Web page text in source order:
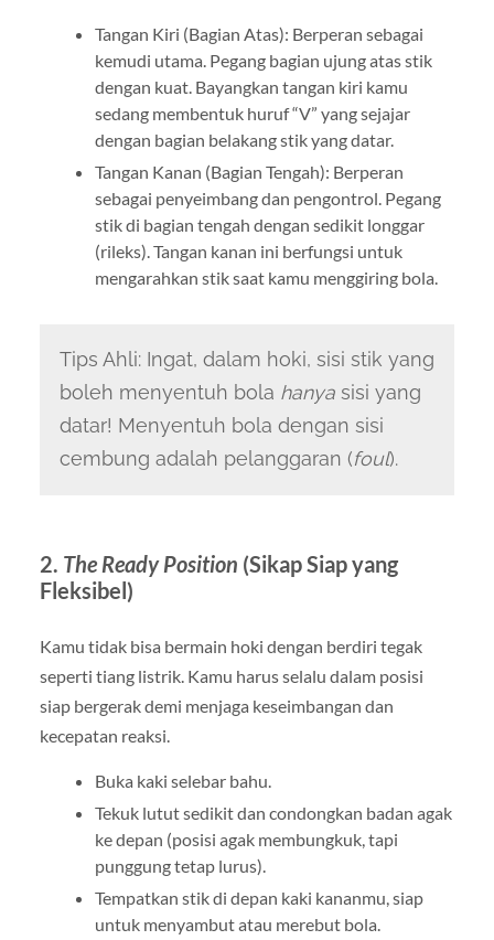
Tangan Kiri (Bagian Atas): Berperan sebagai
kemudi utama. Pegang bagian ujung atas stik
dengan kuat. Bayangkan tangan kiri kamu
sedang membentuk huruf “V” yang sejajar
dengan bagian belakang stik yang datar.
Tangan Kanan (Bagian Tengah): Berperan
sebagai penyeimbang dan pengontrol. Pegang
stik di bagian tengah dengan sedikit longgar
(rileks). Tangan kanan ini berfungsi untuk
mengarahkan stik saat kamu menggiring bola.
Tips Ahli: Ingat, dalam hoki, sisi stik yang
boleh menyentuh bola hanyasisi yang
datar! Menyentuh bola dengan sisi
cembung adalah pelanggaran (foul).
2. The Ready Position (Sikap Siap yang
Fleksibel)
Kamu tidak bisa bermain hoki dengan berdiri tegak
seperti tiang listrik. Kamu harus selalu dalam posisi
siap bergerak demi menjaga keseimbangan dan
kecepatan reaksi.
Buka kaki selebar bahu.
Tekuk lutut sedikit dan condongkan badan agak
ke depan (posisi agak membungkuk, tapi
punggung tetap lurus).
Tempatkan stik di depan kaki kananmu, siap
untuk menyambut atau merebut bola.